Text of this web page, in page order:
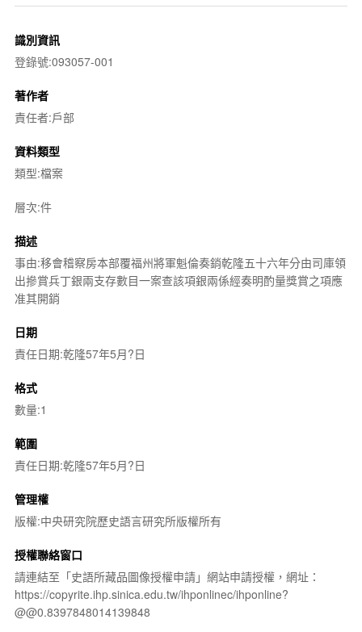
識別資訊
登錄號:093057-001
著作者
責任者:戶部
資料類型
類型:檔案
層次:件
描述
事由:移會稽察房本部覆福州將軍魁倫奏銷乾隆五十六年分由司庫領
出摻賞兵丁銀兩支存數目一案查該項銀兩係經奏明酌量獎賞之項應
准其開銷
日期
責任日期:乾隆57年5月?日
格式
數量:1
範圍
責任日期:乾隆57年5月?日
管理權
版權:中央研究院歷史語言研究所版權所有
授權聯絡窗口
請連結至「史語所藏品圖像授權申請」網站申請授權，網址：
https://copyrite.ihp.sinica.edu.tw/ihponlinec/ihponline?
@@0.8397848014139848